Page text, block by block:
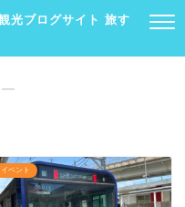
光ブログサイト 旅す
―
イベント